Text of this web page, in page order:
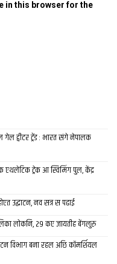
in this browser for the
ट्वीटर ट्रेंड : भारत संगे नेपालक
एथलेटिक ट्रेक आ स्विमिंग पुल, केंद्र
उद्घाटन, नव सत्र स पढाई
लोकनि, 29 कए जायतीह बेंगलुरु
विभाग बना रहल अछि कॉमर्शियल